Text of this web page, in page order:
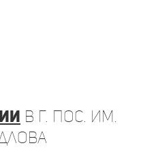
в г. пос. им.